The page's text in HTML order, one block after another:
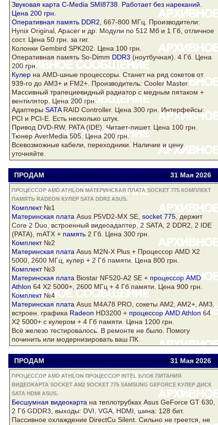
Звуковая карта C-Media SMI8738. Работает без нареканий.
Цена 200 грн.
Оперативная память DDR2 , 667-800 МГц. Производители:
Hynix Original, Apacer и др. Модули по 512 Мб и 1 Гб, отличное
сост. Цена 50 грн. за гиг.
Колонки Gembird SPK202. Цена 100 грн.
Оперативная память So-Dimm DDR3 (ноутбучная). 4 Гб. Цена
200 грн.
Кулер на AMD-шные процессоры. Станет на ряд сокетов от
939-го до AM3+ и FM2+. Производитель: Cooler Master.
Массивный трапециевидный радиатор с медным пятаком +
вентилятор. Цена 200 грн.
Адаптеры SATARAID Controller. Цена 300 грн. Интерфейсы:
PCI и PCI-E. Есть несколько штук.
Привод DVD-RW, PATA (IDE). Читает-пишет. Цена 100 грн.
Тюнер AverMedia 505. Цена 200 грн.
Всевозможные кабели, переходники. Наличие и цену
уточняйте.
ПРОДАМ Viator viatora@ukr.net 31 Мая 2026
ПРОЦЕССОР AMD ATHLON МАТЕРИНСКАЯ ПЛАТА SOCKET 775 КОМПЛЕКТ
ПАМЯТЬ RADEON КУЛЕР SATA DDR2 ASUS.
Комплект№1
Материнская плата Asus P5VD2-MX SE, socket 775 , держит
Core 2 Duo, встроенный видеоадаптер, 2SATA , 2 DDR2 , 2 IDE
(PATA), mATX + память 2 Гб. Цена 300 грн.
Комплект№2
Материнская плата Asus M2N-X Plus + Процессор AMD X2
5000, 2600 МГц,кулер+ 2 Гб памяти. Цена 800 грн.
Комплект№3
Материнская плата Biostar NF520-A2 SE + процессор AMD
Athlon 64 Х2 5000+, 2600 МГц + 4 Гб памяти. Цена 900 грн.
Комплект№4
Материнская плата Asus M4A78 PRO, сокеты AM2, AM2+, AM3,
встроен. графика Radeon HD3200 + процессор AMD Athlon64
Х2 5000+ скулером + 4 Гб памяти. Цена 1200 грн.
Всё железо тестировалось. В ремонте не было. Помогу
починить или модернизировать ваш ПК.
ПРОДАМ Viator viatora@ukr.net 31 Мая 2026
ПРОЦЕССОР AMD ATHLON ПРОЦЕССОР INTEL БЛОК ПИТАНИЯ
ВИДЕОКАРТА SOCKET AM2 SOCKET 775 SAMSUNG GEFORCE КУЛЕР ДИСК
SATA HDMI ASUS.
Беcшумная видеокарта на теплотрубках Asus GeForce GT 630,
2 Гб GDDR3, выходы: DVI, VGA, HDMI , шина: 128 бит.
Пассивное охлаждение DirectCu Silent. Сильно не греется, не